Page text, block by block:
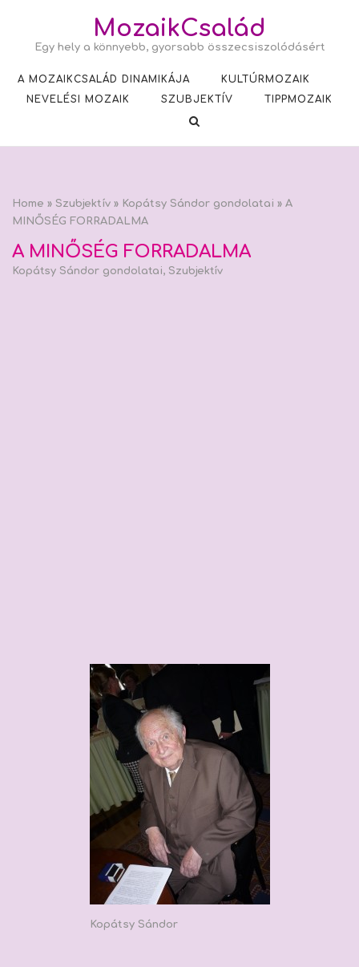
content
MozaikCsalád
Egy hely a könnyebb, gyorsabb összecsiszolódásért
A MOZAIKCSALÁD DINAMIKÁJA
KULTÚRMOZAIK
NEVELÉSI MOZAIK
SZUBJEKTÍV TIPPMOZAIK
Home » Szubjektív » Kopátsy Sándor gondolatai » A
MINŐSÉG FORRADALMA
A MINŐSÉG FORRADALMA
Kopátsy Sándor gondolatai, Szubjektív
Kopátsy Sándor